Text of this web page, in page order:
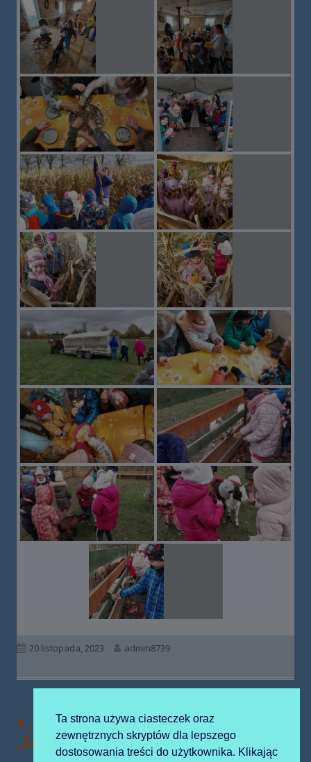
Opublikowano
20 listopada, 2023 Autor
admin8739
Nawigacja
Poprzedni
artykół
„Słoneczka” i
„Żabki” w Mościsku
fotograficzny
Ta strona używa ciasteczek oraz
zewnętrznych skryptów dla lepszego
dostosowania treści do użytkownika. Klikając